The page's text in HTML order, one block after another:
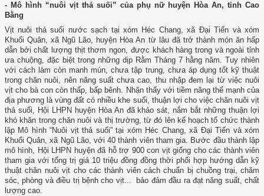
- Mô hình “nuôi vịt thả suối” của phụ nữ huyện Hòa An, tỉnh Cao
Bằng
Vịt nuôi thả suối nước sạch tại xóm Héc Chang, xã Đại Tiến và xóm
Khuổi Quân, xã Ngũ Lão, huyện Hòa An từ lâu đã trở thành món ăn hấp
dẫn bởi chất lượng thịt thơm ngon, được khách hàng trong và ngoài tỉnh
ưa chuộng, đặc biệt trong những dịp Rằm Tháng 7 hằng năm. Tuy nhiên
với cách làm còn manh mún, chưa tập trung, chưa áp dụng tốt kỹ thuật
trong chăn nuôi, nên năng suất chưa cao, thu nhập đem lại từ việc nuôi
vịt cho bà con còn thấp, bấp bênh. Nhận thấy với tiềm năng thế mạnh của
địa phương là vùng đất có nhiều khe suối, thuận lợi cho việc chăn nuôi vịt
thả suối, Hội LHPN huyện Hòa An đã khảo sát, nắm bắt những thuận lợi
khó khăn trong chăn nuôi và thị trường, từ đó lên kế hoạch tổ chức thành
lập Mô hình “Nuôi vịt thả suối” tại xóm Héc Chang, xã Đại Tiến và xóm
Khuổi Quân, xã Ngũ Lão, với 40 thành viên tham gia. Bước đầu thành lập
mô hình, Hội LHPN huyện đã hỗ trợ 900 con vịt giống cho các thành viên
tham gia với tổng trị giá 10 triệu đồng đồng thời phối hợp hướng dẫn kỹ
thuật chăn nuôi vịt cho các thành viên cách chuẩn bị chuồng trại, chăm
sóc, phòng và điều trị bệnh cho vịt... bảo đảm đầu ra đạt năng suất, chất
lượng cao.